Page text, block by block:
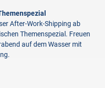
After-Work-Shipping ab
Themenspezial. Freuen
auf dem Wasser mit